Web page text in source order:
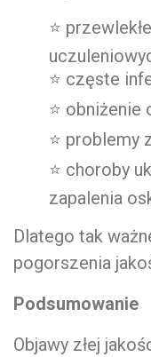
⭐
⭐ częste
⭐
⭐ problemy
⭐ choroby
zapalenia
Dlatego tak
pogorszenia
Podsumowanie
Objawy złej